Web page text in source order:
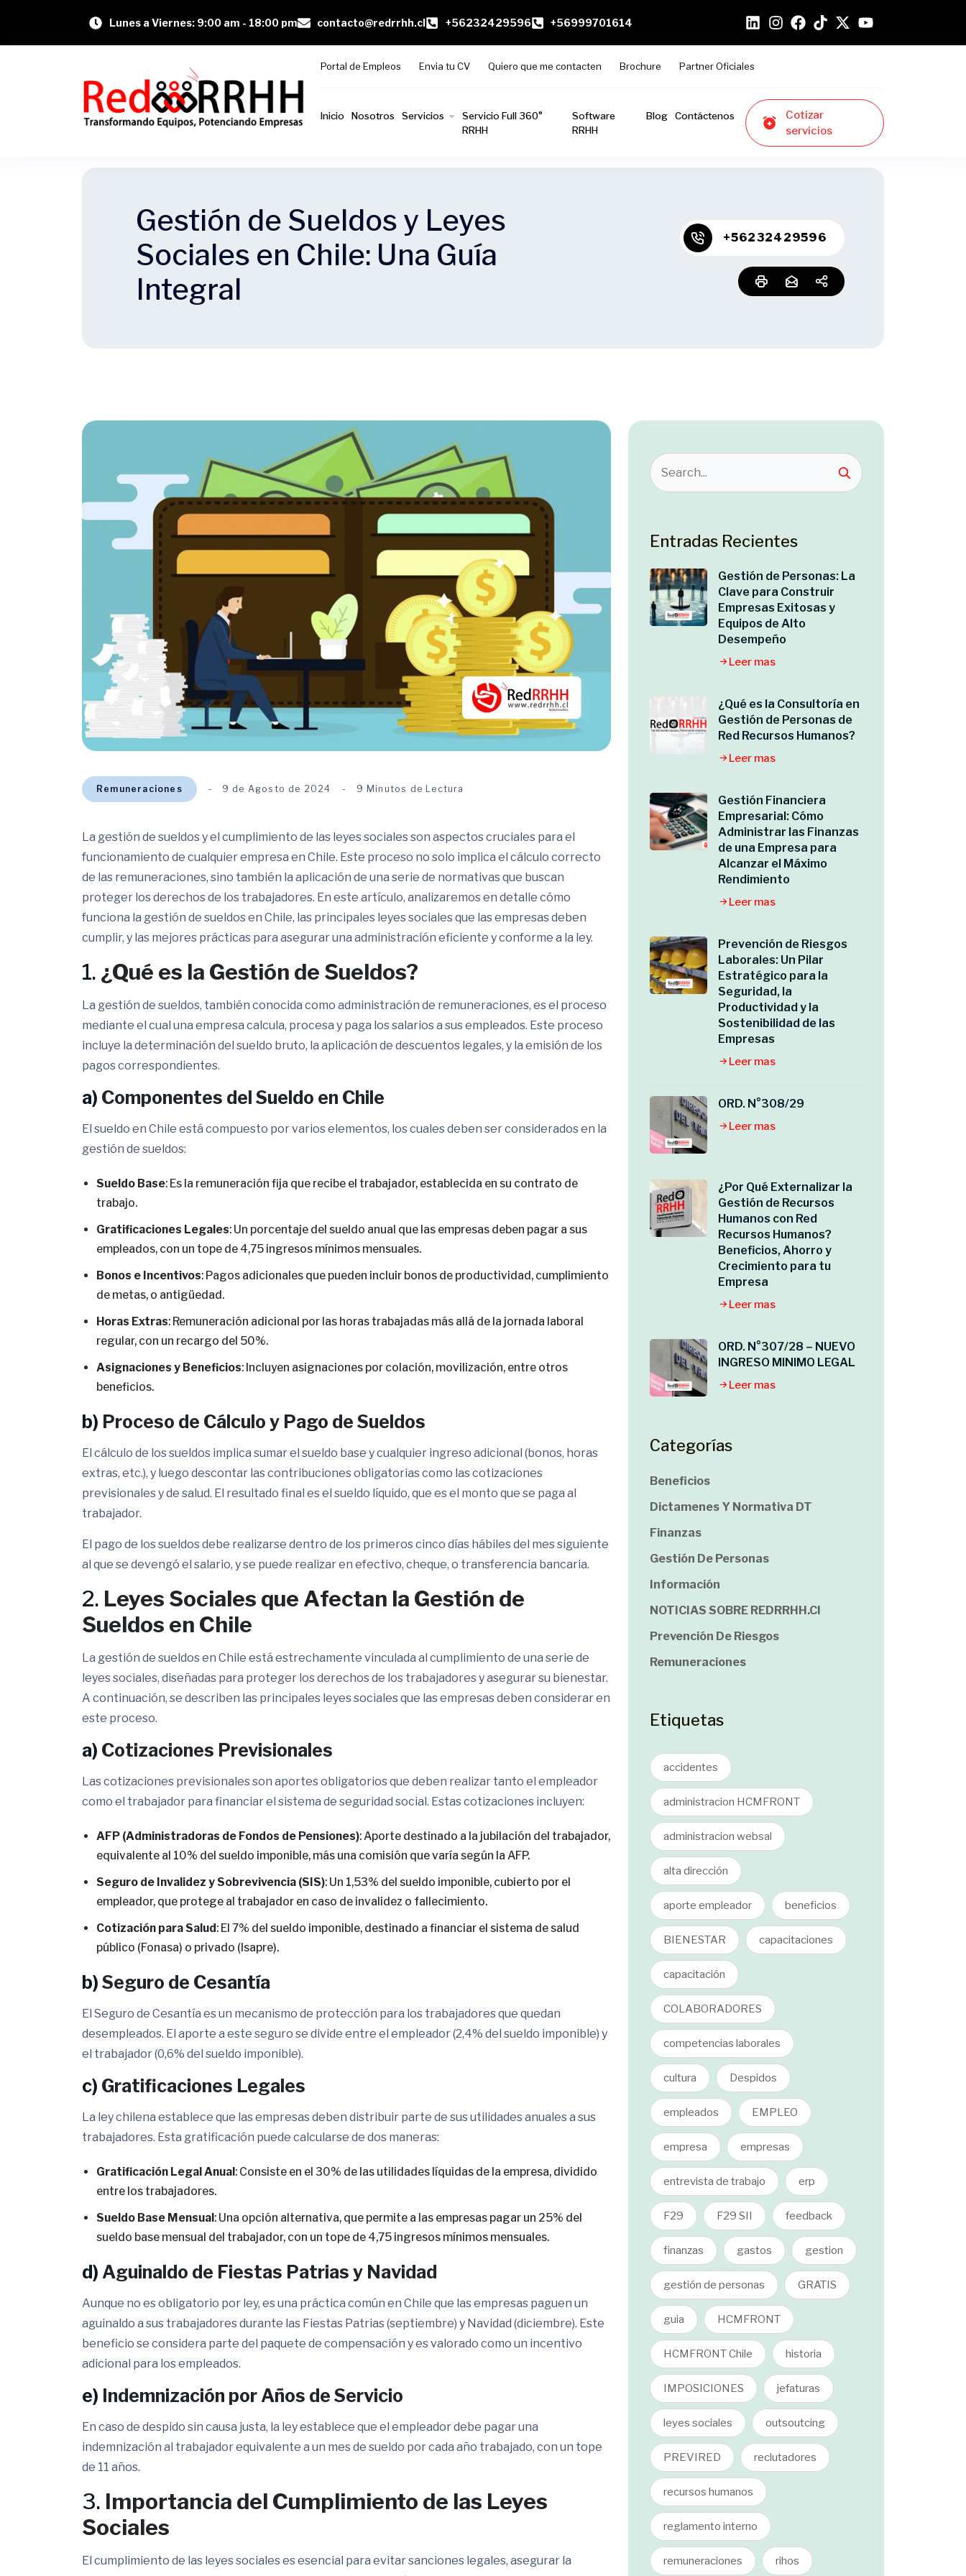
Lunes a Viernes: 9:00 am - 18:00 pm contacto@redrrhh.cl +56232429596 +56999701614
Portal de Empleos Envia tu CV Quiero que me contacten Brochure Partner Oficiales
Inicio Nosotros Servicios
Servicio Full 360°
RRHH
Software
RRHH
Blog Contáctenos
Cotizar
servicios
Gestión de Sueldos y Leyes
Sociales en Chile: Una Guía
Integral
+56232429596
Remuneraciones 9 de Agosto de 2024 9 Minutos de Lectura
La gestión de sueldos y el cumplimiento de las leyes sociales son aspectos cruciales para el
funcionamiento de cualquier empresa en Chile. Este proceso no solo implica el cálculo correcto
de las remuneraciones, sino también la aplicación de una serie de normativas que buscan
proteger los derechos de los trabajadores. En este artículo, analizaremos en detalle cómo
funciona la gestión de sueldos en Chile, las principales leyes sociales que las empresas deben
cumplir, y las mejores prácticas para asegurar una administración eficiente y conforme a la ley.
1. ¿Qué es la Gestión de Sueldos?
La gestión de sueldos, también conocida como administración de remuneraciones, es el proceso
mediante el cual una empresa calcula, procesa y paga los salarios a sus empleados. Este proceso
incluye la determinación del sueldo bruto, la aplicación de descuentos legales, y la emisión de los
pagos correspondientes.
a) Componentes del Sueldo en Chile
El sueldo en Chile está compuesto por varios elementos, los cuales deben ser considerados en la
gestión de sueldos:
Sueldo Base: Es la remuneración fija que recibe el trabajador, establecida en su contrato de
trabajo.
Gratificaciones Legales: Un porcentaje del sueldo anual que las empresas deben pagar a sus
empleados, con un tope de 4,75 ingresos mínimos mensuales.
Bonos e Incentivos: Pagos adicionales que pueden incluir bonos de productividad, cumplimiento
de metas, o antigüedad.
Horas Extras: Remuneración adicional por las horas trabajadas más allá de la jornada laboral
regular, con un recargo del 50%.
Asignaciones y Beneficios: Incluyen asignaciones por colación, movilización, entre otros
beneficios.
b) Proceso de Cálculo y Pago de Sueldos
El cálculo de los sueldos implica sumar el sueldo base y cualquier ingreso adicional (bonos, horas
extras, etc.), y luego descontar las contribuciones obligatorias como las cotizaciones
previsionales y de salud. El resultado final es el sueldo líquido, que es el monto que se paga al
trabajador.
El pago de los sueldos debe realizarse dentro de los primeros cinco días hábiles del mes siguiente
al que se devengó el salario, y se puede realizar en efectivo, cheque, o transferencia bancaria.
2. Leyes Sociales que Afectan la Gestión de
Sueldos en Chile
La gestión de sueldos en Chile está estrechamente vinculada al cumplimiento de una serie de
leyes sociales, diseñadas para proteger los derechos de los trabajadores y asegurar su bienestar.
A continuación, se describen las principales leyes sociales que las empresas deben considerar en
este proceso.
a) Cotizaciones Previsionales
Las cotizaciones previsionales son aportes obligatorios que deben realizar tanto el empleador
como el trabajador para financiar el sistema de seguridad social. Estas cotizaciones incluyen:
AFP (Administradoras de Fondos de Pensiones): Aporte destinado a la jubilación del trabajador,
equivalente al 10% del sueldo imponible, más una comisión que varía según la AFP.
Seguro de Invalidez y Sobrevivencia (SIS): Un 1,53% del sueldo imponible, cubierto por el
empleador, que protege al trabajador en caso de invalidez o fallecimiento.
Cotización para Salud: El 7% del sueldo imponible, destinado a financiar el sistema de salud
público (Fonasa) o privado (Isapre).
b) Seguro de Cesantía
El Seguro de Cesantía es un mecanismo de protección para los trabajadores que quedan
desempleados. El aporte a este seguro se divide entre el empleador (2,4% del sueldo imponible) y
el trabajador (0,6% del sueldo imponible).
c) Gratificaciones Legales
La ley chilena establece que las empresas deben distribuir parte de sus utilidades anuales a sus
trabajadores. Esta gratificación puede calcularse de dos maneras:
Gratificación Legal Anual: Consiste en el 30% de las utilidades líquidas de la empresa, dividido
entre los trabajadores.
Sueldo Base Mensual: Una opción alternativa, que permite a las empresas pagar un 25% del
sueldo base mensual del trabajador, con un tope de 4,75 ingresos mínimos mensuales.
d) Aguinaldo de Fiestas Patrias y Navidad
Aunque no es obligatorio por ley, es una práctica común en Chile que las empresas paguen un
aguinaldo a sus trabajadores durante las Fiestas Patrias (septiembre) y Navidad (diciembre). Este
beneficio se considera parte del paquete de compensación y es valorado como un incentivo
adicional para los empleados.
e) Indemnización por Años de Servicio
En caso de despido sin causa justa, la ley establece que el empleador debe pagar una
indemnización al trabajador equivalente a un mes de sueldo por cada año trabajado, con un tope
de 11 años.
3. Importancia del Cumplimiento de las Leyes
Sociales
El cumplimiento de las leyes sociales es esencial para evitar sanciones legales, asegurar la
Entradas Recientes
Gestión de Personas: La
Clave para Construir
Empresas Exitosas y
Equipos de Alto
Desempeño
Leer mas
¿Qué es la Consultoría en
Gestión de Personas de
Red Recursos Humanos?
Leer mas
Gestión Financiera
Empresarial: Cómo
Administrar las Finanzas
de una Empresa para
Alcanzar el Máximo
Rendimiento
Leer mas
Prevención de Riesgos
Laborales: Un Pilar
Estratégico para la
Seguridad, la
Productividad y la
Sostenibilidad de las
Empresas
Leer mas
ORD. N°308/29
Leer mas
¿Por Qué Externalizar la
Gestión de Recursos
Humanos con Red
Recursos Humanos?
Beneficios, Ahorro y
Crecimiento para tu
Empresa
Leer mas
ORD. N°307/28 – NUEVO
INGRESO MINIMO LEGAL
Leer mas
Categorías
Beneficios
Dictamenes Y Normativa DT
Finanzas
Gestión De Personas
Información
NOTICIAS SOBRE REDRRHH.cl
Prevención De Riesgos
Remuneraciones
Etiquetas
accidentes
administracion HCMFRONT
administracion websal
alta dirección
aporte empleador beneficios
BIENESTAR capacitaciones
capacitación
COLABORADORES
competencias laborales
cultura Despidos
empleados EMPLEO
empresa empresas
entrevista de trabajo erp
F29 F29 SII feedback
finanzas gastos gestion
gestión de personas GRATIS
guia HCMFRONT
HCMFRONT Chile historia
IMPOSICIONES jefaturas
leyes sociales outsoutcing
PREVIRED reclutadores
recursos humanos
reglamento interno
remuneraciones rihos